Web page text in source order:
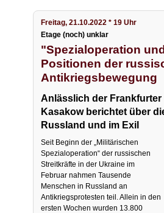
Freitag, 21.10.2022 * 19 Uhr
Etage (noch) unklar
"Spezialoperation
Positionen der
Antikriegsbewegung
Anlässlich der
Kasakow berichtet über
Russland und im Exil
Seit Beginn der „Militärischen
Spezialoperation“ der russischen
Streitkräfte in der Ukraine im
Februar nahmen Tausende
Menschen in Russland an
Antikriegsprotesten teil. Allein in den
ersten Wochen wurden 13.800